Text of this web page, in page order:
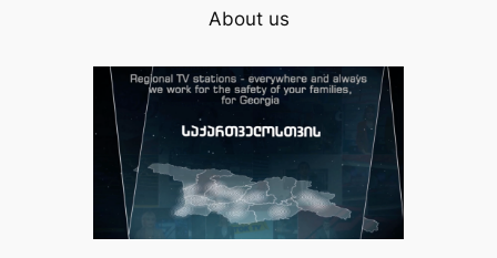
About us